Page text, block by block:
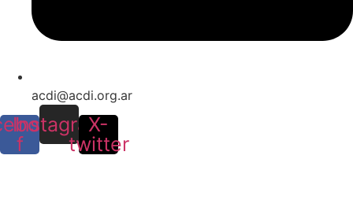
acdi@acdi.org.ar
f
Instagram
X-
twitter